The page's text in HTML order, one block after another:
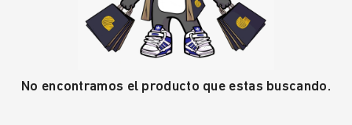
No encontramos el producto que estas buscando.